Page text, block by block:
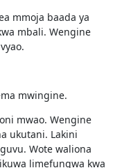
mmoja baada ya
mbali. Wengine
mwingine.
mwao. Wengine
ukutani. Lakini
Wote waliona
limefungwa kwa